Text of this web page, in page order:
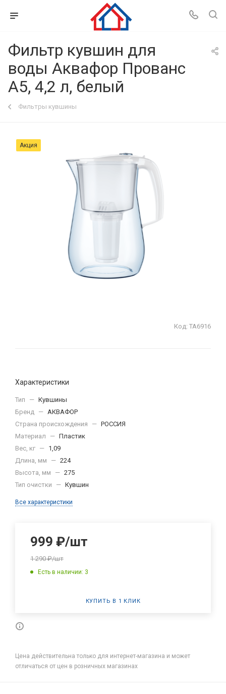
Фильтр кувшин для
воды Аквафор Прованс
А5, 4,2 л, белый
Фильтры кувшины
Акция
Код: ТА6916
Характеристики
Тип — Кувшины
Бренд — АКВАФОР
Страна происхождения
— РОССИЯ
Материал
— Пластик
Вес, кг — 1,09
Длина, мм
— 224
Высота, мм
— 275
Тип очистки
— Кувшин
Все характеристики
999 ₽/шт
1 290₽/шт
Есть в наличии: 3
КУПИТЬ В 1 КЛИК
Цена действительна только для интернет-магазина и может
отличаться от цен в розничных магазинах